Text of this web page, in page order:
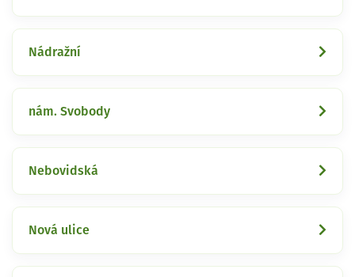
Nádražní
nám. Svobody
Nebovidská
Nová ulice